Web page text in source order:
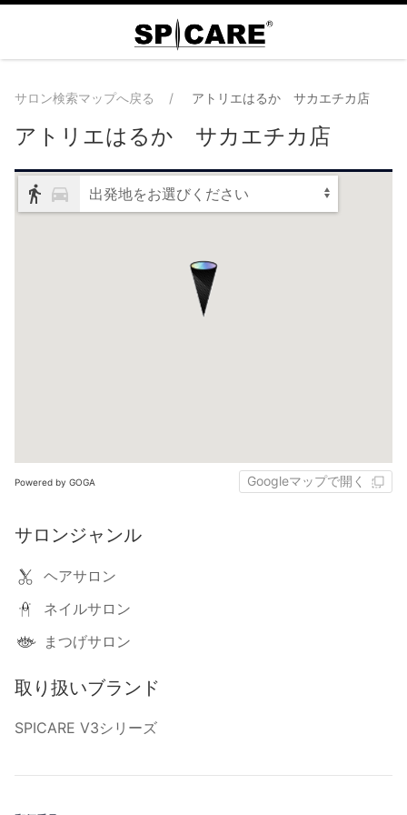
サロン検索マップへ戻る アトリエはるか サカエチカ店
アトリエはるか サカエチカ店
出発地をお選びください
Powered by GOGA Googleマップで開く
サロンジャンル
ヘアサロン
ネイルサロン
まつげサロン
取り扱いブランド
SPICARE V3シリーズ